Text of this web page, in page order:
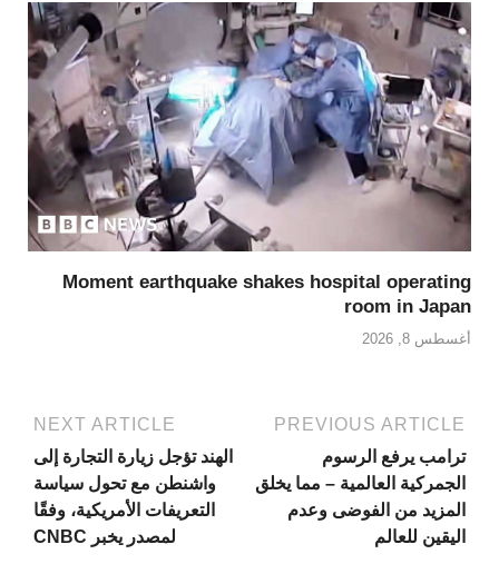
Moment earthquake shakes hospital operating
room in Japan
أغسطس 8, 2026
PREVIOUS ARTICLE
ترامب يرفع الرسوم
الجمركية العالمية – مما يخلق
المزيد من الفوضى وعدم
اليقين للعالم
NEXT ARTICLE
الهند تؤجل زيارة التجارة إلى
واشنطن مع تحول سياسة
التعريفات الأمريكية، وفقًا
لمصدر يخبر CNBC